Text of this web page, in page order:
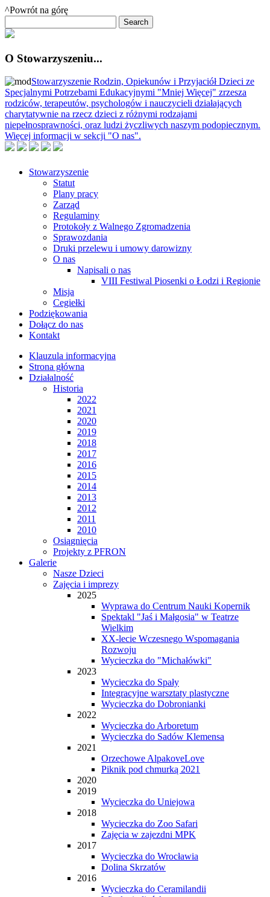
^Powrót na górę
O Stowarzyszeniu...
Stowarzyszenie Rodzin, Opiekunów i Przyjaciół Dzieci ze
Specjalnymi Potrzebami Edukacyjnymi "Mniej Więcej" zrzesza
rodziców, terapeutów, psychologów i nauczycieli działających
charytatywnie na rzecz dzieci z różnymi rodzajami
niepełnosprawności, oraz ludzi życzliwych naszym podopiecznym.
Więcej informacji w sekcji "O nas".
Stowarzyszenie
Statut
Plany pracy
Zarząd
Regulaminy
Protokoły z Walnego Zgromadzenia
Sprawozdania
Druki przelewu i umowy darowizny
O nas
Napisali o nas
VIII Festiwal Piosenki o Łodzi i Regionie
Misja
Cegiełki
Podziękowania
Dołącz do nas
Kontakt
Klauzula informacyjna
Strona główna
Działalność
Historia
2022
2021
2020
2019
2018
2017
2016
2015
2014
2013
2012
2011
2010
Osiągnięcia
Projekty z PFRON
Galerie
Nasze Dzieci
Zajęcia i imprezy
2025
Wyprawa do Centrum Nauki Kopernik
Spektakl "Jaś i Małgosia" w Teatrze
Wielkim
XX-lecie Wczesnego Wspomagania
Rozwoju
Wycieczka do "Michałówki"
2023
Wycieczka do Spały
Integracyjne warsztaty plastyczne
Wycieczka do Dobronianki
2022
Wycieczka do Arboretum
Wycieczka do Sadów Klemensa
2021
Orzechowe AlpakoveLove
Piknik pod chmurką 2021
2020
2019
Wycieczka do Uniejowa
2018
Wycieczka do Zoo Safari
Zajęcia w zajezdni MPK
2017
Wycieczka do Wrocławia
Dolina Skrzatów
2016
Wycieczka do Ceramilandii